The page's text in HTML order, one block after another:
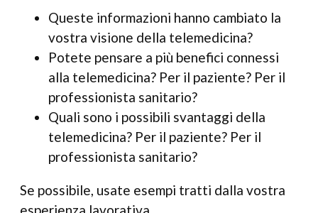
Queste informazioni hanno cambiato la
vostra visione della telemedicina?
Potete pensare a più benefici connessi
alla telemedicina? Per il paziente? Per il
professionista sanitario?
Quali sono i possibili svantaggi della
telemedicina? Per il paziente? Per il
professionista sanitario?
Se possibile, usate esempi tratti dalla vostra